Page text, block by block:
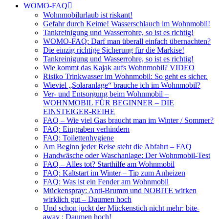
WOMO-FAQ
Wohnmobilurlaub ist riskant!
Gefahr durch Keime! Wasserschlauch im Wohnmobil!
Tankreinigung und Wasserrohre, so ist es richtig!
WOMO-FAQ: Darf man überall einfach übernachten?
Die einzig richtige Sicherung für die Markise!
Tankreinigung und Wasserrohre, so ist es richtig!
Wie kommt das Kajak aufs Wohnmobil? VIDEO
Risiko Trinkwasser im Wohnmobil: So geht es sicher.
Wieviel „Solaranlage“ brauche ich im Wohnmobil?
Ver- und Entsorgung beim Wohnmobil –
WOHNMOBIL FÜR BEGINNER – DIE
EINSTEIGER-REIHE
FAQ – Wie viel Gas braucht man im Winter / Sommer?
FAQ: Eingraben verhindern
FAQ: Toilettenhygiene
Am Beginn jeder Reise steht die Abfahrt – FAQ
Handwäsche oder Waschanlage: Der Wohnmobil-Test
FAQ – Alles tot? Starthilfe am Wohnmobil
FAQ: Kaltstart im Winter – Tip zum Anheizen
FAQ: Was ist ein Fender am Wohnmobil
Mückenspray: Anti-Brumm und NOBITE wirken
wirklich gut – Daumen hoch
Und schon juckt der Mückenstich nicht mehr: bite-
away : Daumen hoch!